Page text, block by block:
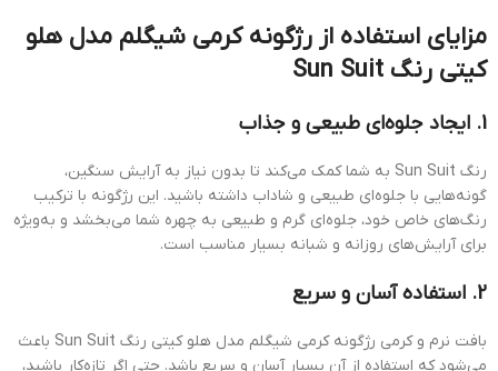
مزایای استفاده از رژگونه کرمی شیگلم مدل هلو
کیتی رنگ Sun Suit
1. ایجاد جلوه‌ای طبیعی و جذاب
رنگ Sun Suit به شما کمک می‌کند تا بدون نیاز به آرایش سنگین،
گونه‌هایی با جلوه‌ای طبیعی و شاداب داشته باشید. این رژگونه با ترکیب
رنگ‌های خاص خود، جلوه‌ای گرم و طبیعی به چهره شما می‌بخشد و به‌ویژه
برای آرایش‌های روزانه و شبانه بسیار مناسب است.
2. استفاده آسان و سریع
بافت نرم و کرمی رژگونه کرمی شیگلم مدل هلو کیتی رنگ Sun Suit باعث
می‌شود که استفاده از آن بسیار آسان و سریع باشد. حتی اگر تازه‌کار باشید،